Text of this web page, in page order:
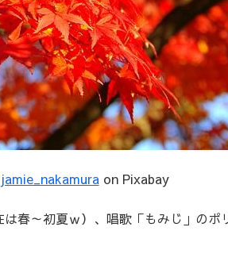
jamie_nakamura on Pixabay
春～初夏ｗ）、唱歌「もみじ」のポ